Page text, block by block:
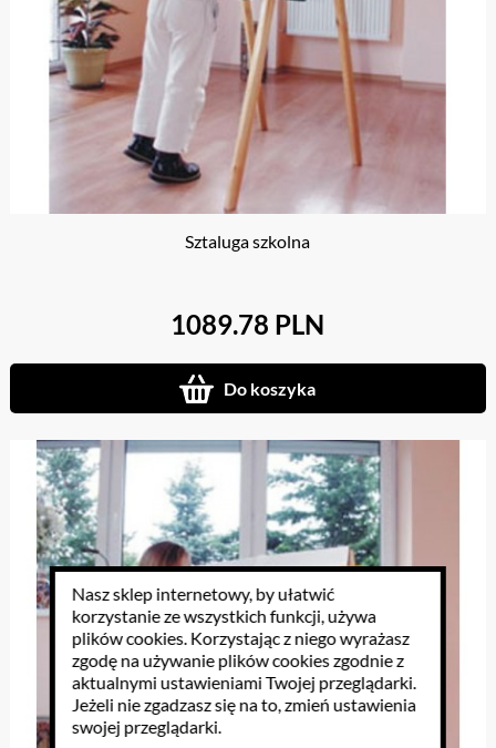
Sztaluga szkolna
1089.78 PLN
Do koszyka
Nasz sklep internetowy, by ułatwić
korzystanie ze wszystkich funkcji, używa
plików cookies. Korzystając z niego wyrażasz
zgodę na używanie plików cookies zgodnie z
aktualnymi ustawieniami Twojej przeglądarki.
Jeżeli nie zgadzasz się na to, zmień ustawienia
swojej przeglądarki.